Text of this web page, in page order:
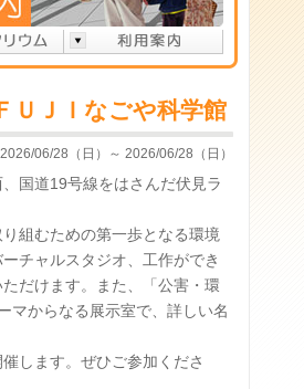
ＵＪＩなごや科学館
06/28（日）～ 2026/06/28（日）
国道19号線をはさんだ伏見ラ
組むための第一歩となる環境
チャルスタジオ、工作ができ
だけます。また、「公害・環
マからなる展示室で、詳しい名
します。ぜひご参加くださ